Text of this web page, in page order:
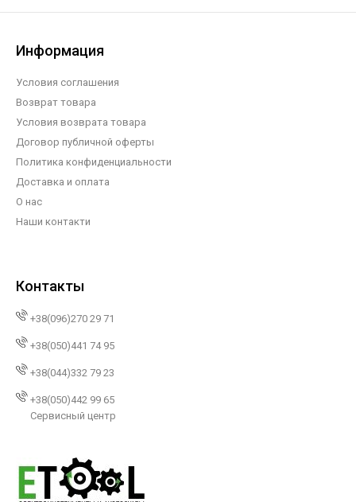
Информация
Условия соглашения
Возврат товара
Условия возврата товара
Договор публичной оферты
Политика конфиденциальности
Доставка и оплата
О нас
Наши контакти
Контакты
+38(096)270 29 71
+38(050)441 74 95
+38(044)332 79 23
+38(050)442 99 65
Сервисный центр